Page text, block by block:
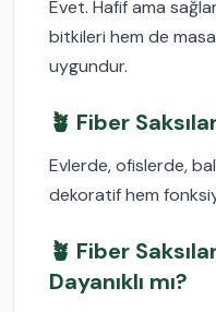
Evet. Hafif ama
bitkileri hem de
uygundur.
🪴 Fiber
Evlerde, ofislerde,
dekoratif hem
🪴 Fiber
Dayanıklı mı?